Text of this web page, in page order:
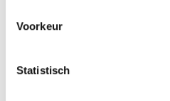
hierbekijken
Voorkeur
Statistisch
Welke type orders kan ik